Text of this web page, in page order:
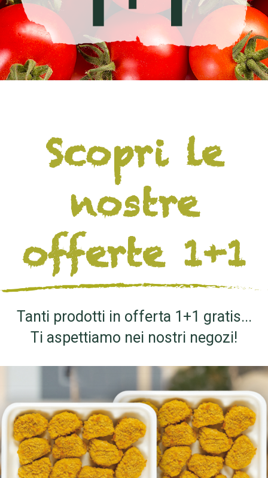
Scopri le
nostre
offerte 1+1
Tanti prodotti in offerta 1+1 gratis...
Ti aspettiamo nei nostri negozi!